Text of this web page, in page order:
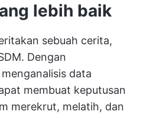
lebih baik
sebuah cerita,
Dengan
data
membuat keputusan
merekrut, melatih, dan